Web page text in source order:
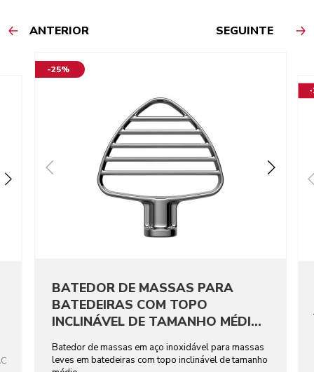
ANTERIOR SEGUINTE
-25%
BATEDOR DE MASSAS PARA
BATEDEIRAS COM TOPO
INCLINÁVEL DE TAMANHO MÉDIO
Batedor de massas em aço inoxidável para massas
leves em batedeiras com topo inclinável de tamanho
-